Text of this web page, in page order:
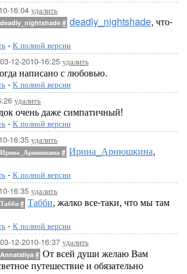
16:04 удалить
deadly_nightshade # deadly_nightshade, что-
- К полной версии
03-12-2010-16:25 удалить
написано с любовью.
- К полной версии
удалить
очень даже симпатичный!
- К полной версии
16:35 удалить
# Ирина_Арнюшкина,
- К полной версии
16:35 удалить
# Табби, жалко все-таки, что мы там
- К полной версии
03-12-2010-16:37 удалить
Annataliya # От всей души желаю Вам
путешествие и обязательно